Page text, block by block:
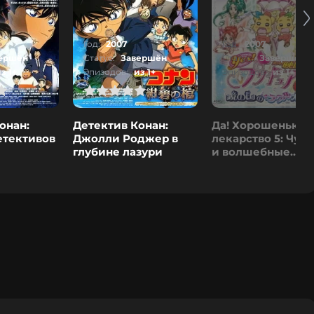
1+
Год: 2007
Статус: Завершён
Эпизодов: из 1+
1 2 3 4
Детектив Конан:
Джолли Роджер в
глубине лазури
Год: 2007
Статус: Завершён
Эпизодов: из 1+
0 1 2 3 4
Да! Хорошенькое
лекарство 5:
и волшебные
0 1